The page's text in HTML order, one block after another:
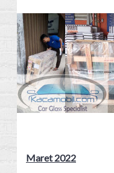
Maret 2022